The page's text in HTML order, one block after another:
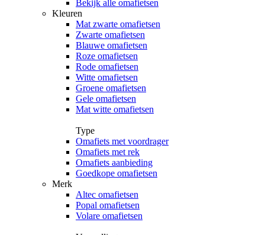
Bekijk alle omafietsen
Kleuren
Mat zwarte omafietsen
Zwarte omafietsen
Blauwe omafietsen
Roze omafietsen
Rode omafietsen
Witte omafietsen
Groene omafietsen
Gele omafietsen
Mat witte omafietsen
Type
Omafiets met voordrager
Omafiets met rek
Omafiets aanbieding
Goedkope omafietsen
Merk
Altec omafietsen
Popal omafietsen
Volare omafietsen